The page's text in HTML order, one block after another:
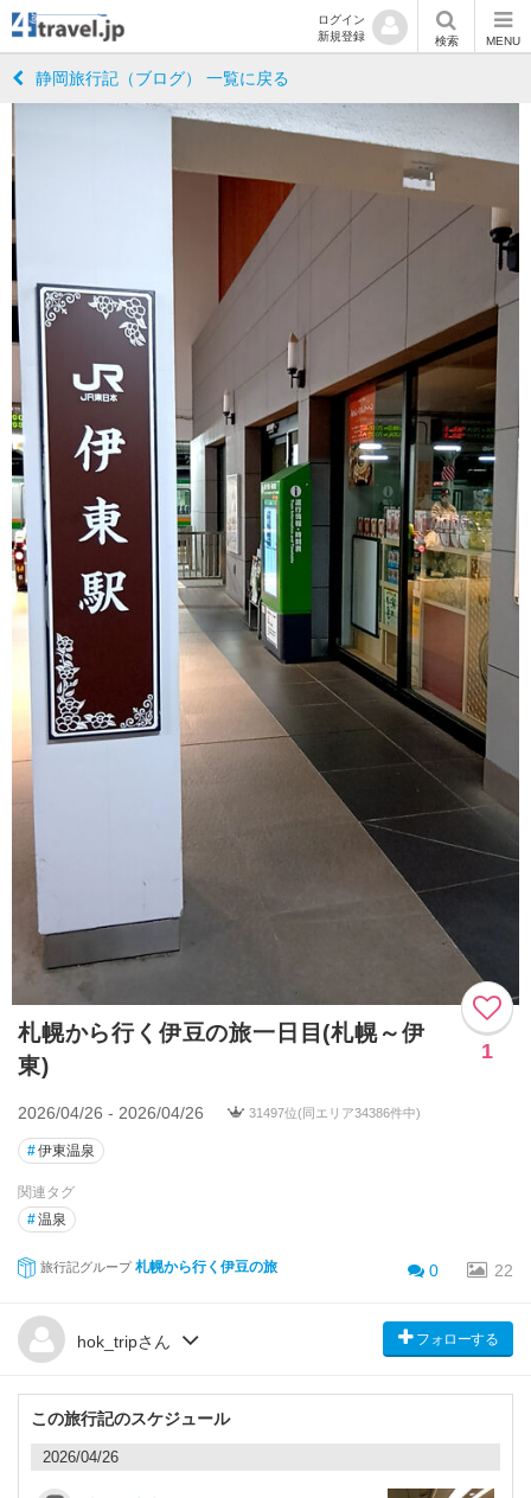
ログイン
新規登録
検索 MENU
静岡旅行記（ブログ） 一覧に戻る
札幌から行く伊豆の旅一日目(札幌～伊
東)
1
2026/04/26 - 2026/04/26 31497位(同エリア34386件中)
#伊東温泉
関連タグ
#温泉
旅行記グループ 札幌から行く伊豆の旅 0 22
hok_tripさん フォローする
この旅行記のスケジュール
2026/04/26